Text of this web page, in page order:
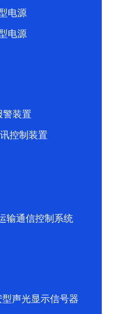
电源
电源
警装置
控制装置
输通信控制系统
声光显示信号器